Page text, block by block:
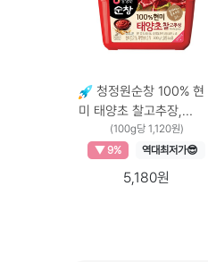
청정원순창 100% 현
미 태양초 찰고추장,
500g, 1개 500g × 1개
(100g당 1,120원)
▼ 9%
역대최저가😎
5,180원